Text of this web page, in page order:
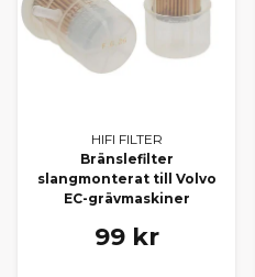
HIFI FILTER
Bränslefilter
slangmonterat till Volvo
EC-grävmaskiner
99 kr